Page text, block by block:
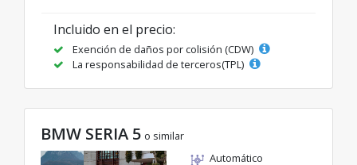
Incluido en el precio:
Exención de daños por colisión (CDW)
La responsabilidad de terceros(TPL)
BMW SERIA 5 o similar
Automático